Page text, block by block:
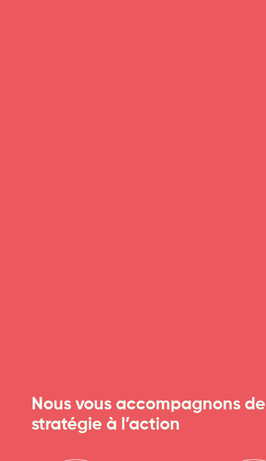
Nous vous accompagnons
stratégie à l’action